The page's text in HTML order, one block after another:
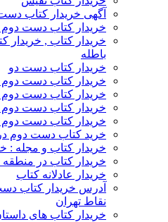
آگهی خریدار کتاب
خریدار کتاب دست
خریدار کتاب , خریدار
باطله
خریدار کتاب دست دو
خریدار کتاب دست دوم
خریدار کتاب دست
خریدار کتاب دست
خریدار کتاب دست
خرید کتاب دست دوم
خریدار کتاب و مجله
خریدار کتاب در منطقه 1
خریدار عادلانه کتاب
آدرس خریدار کتاب
نقاط تهران
خریدار کتاب های